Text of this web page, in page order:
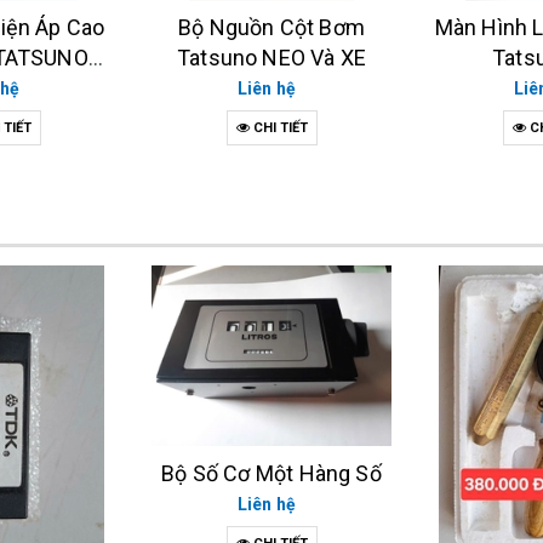
Bơm
Và XE
Màn Hình LCD Cột Bơm
Tatsuno XE
Liên hệ
CHI TIẾT
Màn
Bơm
Hàng Số